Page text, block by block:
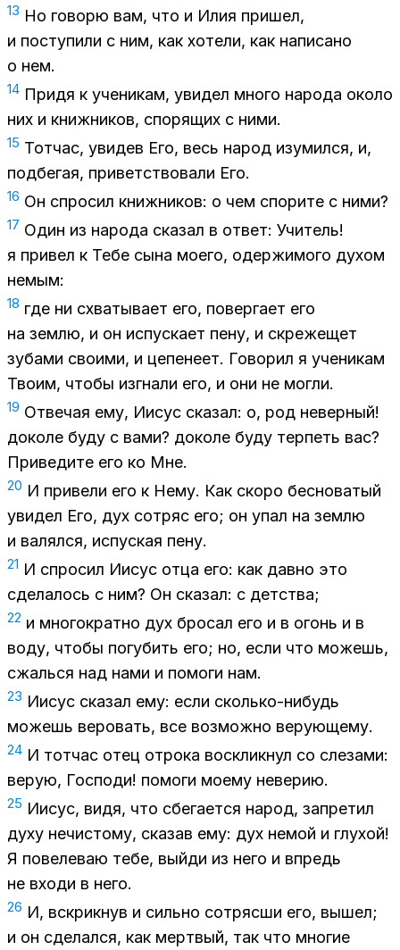
13 Но говорю вам, что и Илия пришел,
и поступили с ним, как хотели, как написано
о нем.
14 Придя к ученикам, увидел много народа около
них и книжников, спорящих с ними.
15 Тотчас, увидев Его, весь народ изумился, и,
подбегая, приветствовали Его.
16 Он спросил книжников: о чем спорите с ними?
17 Один из народа сказал в ответ: Учитель!
я привел к Тебе сына моего, одержимого духом
немым:
18 где ни схватывает его, повергает его
на землю, и он испускает пену, и скрежещет
зубами своими, и цепенеет. Говорил я ученикам
Твоим, чтобы изгнали его, и они не могли.
19 Отвечая ему, Иисус сказал: о, род неверный!
доколе буду с вами? доколе буду терпеть вас?
Приведите его ко Мне.
20 И привели его к Нему. Как скоро бесноватый
увидел Его, дух сотряс его; он упал на землю
и валялся, испуская пену.
21 И спросил Иисус отца его: как давно это
сделалось с ним? Он сказал: с детства;
22 и многократно дух бросал его и в огонь и в
воду, чтобы погубить его; но, если что можешь,
сжалься над нами и помоги нам.
23 Иисус сказал ему: если сколько-нибудь
можешь веровать, все возможно верующему.
24 И тотчас отец отрока воскликнул со слезами:
верую, Господи! помоги моему неверию.
25 Иисус, видя, что сбегается народ, запретил
духу нечистому, сказав ему: дух немой и глухой!
Я повелеваю тебе, выйди из него и впредь
не входи в него.
26 И, вскрикнув и сильно сотрясши его, вышел;
и он сделался, как мертвый, так что многие